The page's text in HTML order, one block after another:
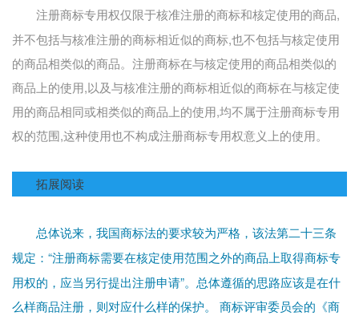
注册商标专用权仅限于核准注册的商标和核定使用的商品,
并不包括与核准注册的商标相近似的商标,也不包括与核定使用
的商品相类似的商品。注册商标在与核定使用的商品相类似的
商品上的使用,以及与核准注册的商标相近似的商标在与核定使
用的商品相同或相类似的商品上的使用,均不属于注册商标专用
权的范围,这种使用也不构成注册商标专用权意义上的使用。
拓展阅读
总体说来，我国商标法的要求较为严格，该法第二十三条
规定： “注册商标需要在核定使用范围之外的商品上取得商标专
用权的，应当另行提出注册申请”。总体遵循的思路应该是在什
么样商品注册，则对应什么样的保护。 商标评审委员会的《商